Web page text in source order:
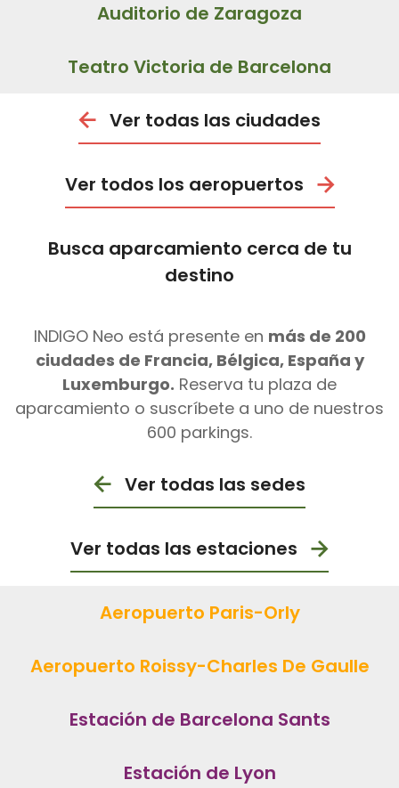
Auditorio de Zaragoza
Teatro Victoria de Barcelona
Ver todas las ciudades
Ver todos los aeropuertos
Busca aparcamiento cerca de tu
destino
INDIGO Neo está presente en más de 200
ciudades de Francia, Bélgica, España y
Luxemburgo. Reserva tu plaza de
aparcamiento o suscríbete a uno de nuestros
600 parkings.
Ver todas las sedes
Ver todas las estaciones
Aeropuerto Paris-Orly
Aeropuerto Roissy-Charles De Gaulle
Estación de Barcelona Sants
Estación de Lyon